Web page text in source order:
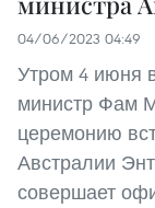
04/06/2023 04:49
Утром 4 июня
министр Фам
церемонию
Австралии
совершает